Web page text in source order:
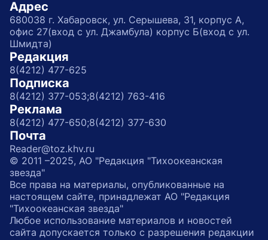
Адрес
680038 г. Хабаровск, ул. Серышева, 31, корпус А,
офис 27(вход с ул. Джамбула) корпус Б(вход с ул.
Шмидта)
Редакция
8(4212) 477-625
Подписка
8(4212) 377-053;8(4212) 763-416
Реклама
8(4212) 477-650;8(4212) 377-630
Почта
Reader@toz.khv.ru
© 2011 –2025, АО "Редакция "Тихоокеанская
звезда"
Все права на материалы, опубликованные на
настоящем сайте, принадлежат АО "Редакция
"Тихоокеанская звезда"
Любое использование материалов и новостей
сайта допускается только с разрешения редакции